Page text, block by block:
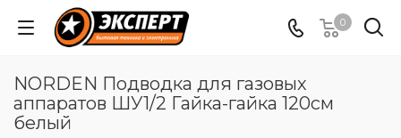
0
NORDEN Подводка для газовых
аппаратов ШУ1/2 Гайка-гайка 120см
белый